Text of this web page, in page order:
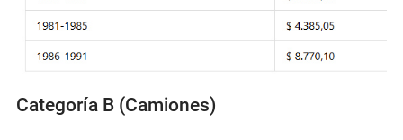
Categoría B (Camiones)